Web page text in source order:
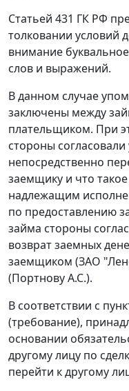
Статьей 431 ГК РФ
толковании условий
внимание
слов и выражений.
В данном случае
заключены между
плательщиком. При
стороны
непосредственно
заемщику и что
надлежащим
по предоставлению
займа стороны
возврат заемных
заемщиком (ЗАО
(Портнову А.С.).
В соответствии с
(требование),
основании
другому лицу по
перейти к другому